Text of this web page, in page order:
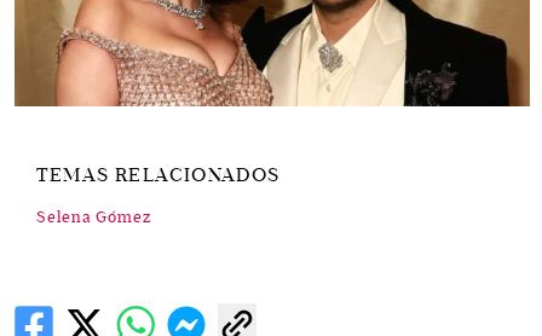
TEMAS RELACIONADOS
Selena Gómez